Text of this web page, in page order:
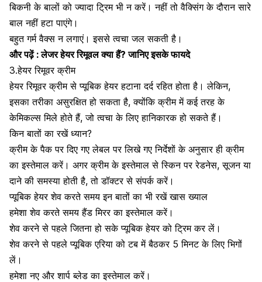
बिकनी के बालों को ज्यादा ट्रिम भी न करें। नहीं तो वैक्सिंग के दौरान सारे
बाल नहीं हटा पाएंगे।
बहुत गर्म वैक्स न लगाएं। इससे त्वचा जल सकती है।
और पढ़ें :लेजर हेयर रिमूवल क्या हैं? जानिए इसके फायदे
3.हेयर रिमूवर क्रीम
हेयर रिमूवर क्रीम से प्यूबिक हेयर हटाना दर्द रहित होता है। लेकिन,
इसका तरीका असुरक्षित हो सकता है, क्योंकि क्रीम में कई तरह के
केमिकल्स मिले होते हैं, जो त्वचा के लिए हानिकारक हो सकते हैं।
किन बातों का रखें ध्यान?
क्रीम के पैक पर दिए गए लेबल पर लिखे गए निर्देशों के अनुसार ही क्रीम
का इस्तेमाल करें। अगर क्रीम के इस्तेमाल से स्किन पर रेडनेस,सूजनया
दाने की समस्या होती है, तो डॉक्टर से संपर्क करें।
प्यूबिक हेयर शेव करते समय इन बातों का भी रखें खास ख्याल
हमेशा शेव करते समय हैंड मिरर का इस्तेमाल करें।
शेव करने से पहले जितना हो सके प्यूबिक हेयर को ट्रिम कर लें।
शेव करने से पहले प्यूबिक एरिया को टब में बैठकर 5 मिनट के लिए भिगों
लें।
हमेशा नए और शार्प ब्लेड का इस्तेमाल करें।